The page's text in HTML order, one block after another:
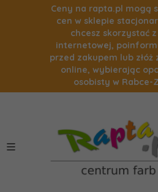
Ceny na rapta.pl mogą
cen w sklepie
chcesz skorzystać
internetowej,
przed zakupem lub złóż
online, wybierając
osobisty w Rabce-